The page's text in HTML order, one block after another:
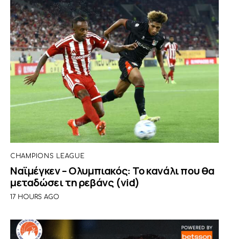
CHAMPIONS LEAGUE
Ναϊμέγκεν – Ολυμπιακός: Το κανάλι που θα
μεταδώσει τη ρεβάνς (vid)
17 HOURS AGO